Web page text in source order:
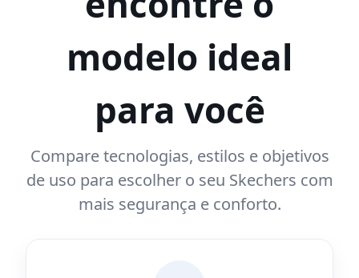
modelo ideal
para você
Compare tecnologias, estilos e objetivos
de uso para escolher o seu Skechers com
mais segurança e conforto.